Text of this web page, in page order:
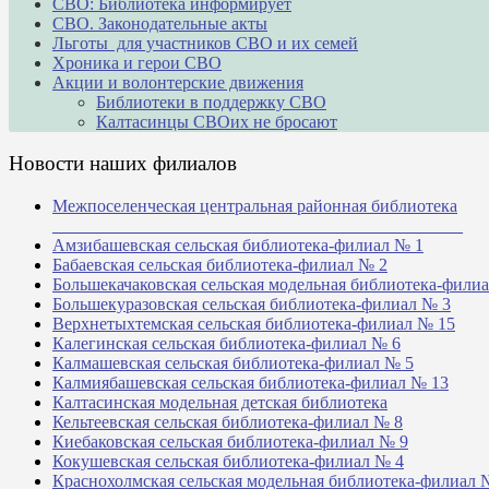
СВО. Законодательные акты
Льготы для участников СВО и их семей
Хроника и герои СВО
Акции и волонтерские движения
Библиотеки в поддержку СВО
Калтасинцы СВОих не бросают
Новости наших филиалов
Межпоселенческая центральная районная библиотека
Амзибашевская сельская библиотека-филиал № 1
Бабаевская сельская библиотека-филиал № 2
Большекачаковская сельская модельная библиотека-
Большекуразовская сельская библиотека-филиал № 3
Верхнетыхтемская сельская библиотека-филиал № 15
Калегинская сельская библиотека-филиал № 6
Калмашевская сельская библиотека-филиал № 5
Калмиябашевская сельская библиотека-филиал № 13
Калтасинская модельная детская библиотека
Кельтеевская сельская библиотека-филиал № 8
Киебаковская сельская библиотека-филиал № 9
Кокушевская сельская библиотека-филиал № 4
Краснохолмская сельская модельная библиотека-филиал